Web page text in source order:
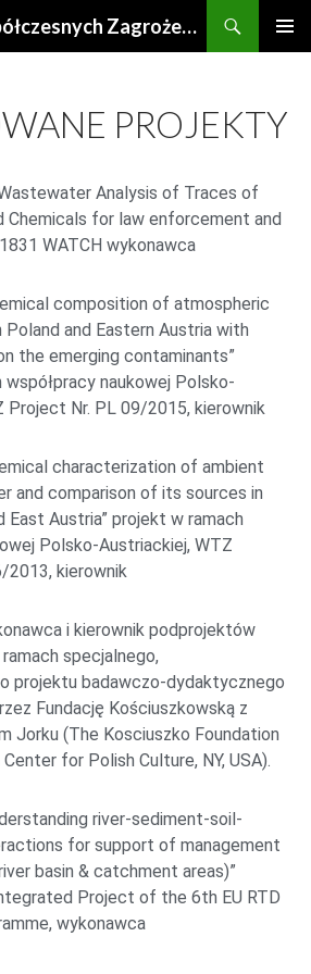
Zespół Badań Współczesnych Zagrożeń Środowiska
PROJEKTY
Analysis of Traces of
Chemicals for law enforcement and
WATCH wykonawca
composition of atmospheric
and Eastern Austria with
the emerging contaminants”
naukowej Polsko-
Project Nr. PL 09/2015, kierownik
characterization of ambient
and comparison of its sources in
East Austria” projekt w ramach
Polsko-Austriackiej, WTZ
2013, kierownik
i kierownik podprojektów
specjalnego,
projektu badawczo-dydaktycznego
Fundację Kościuszkowską z
Jorku (The Kosciuszko Foundation
for Polish Culture, NY, USA).
river-sediment-soil-
for support of management
basin & catchment areas)”
Project of the 6th EU RTD
wykonawca